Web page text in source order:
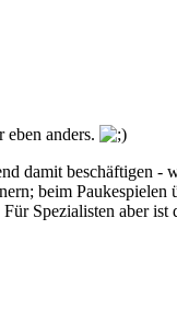
anders.
damit beschäftigen -
beim
Spezialisten aber